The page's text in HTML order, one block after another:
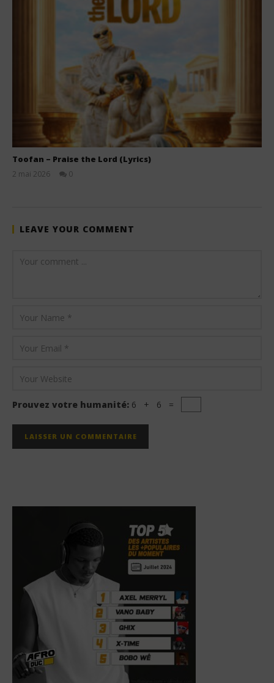
Toofan – Praise the Lord (Lyrics)
2 mai 2026
0
LEAVE YOUR COMMENT
Prouvez votre humanité: 6 + 6 =